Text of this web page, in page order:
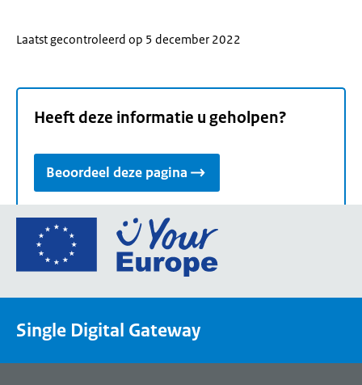
Laatst gecontroleerd op 5 december 2022
Heeft deze informatie u geholpen?
Beoordeel deze pagina
Ga
de
een
Single Digital Gateway